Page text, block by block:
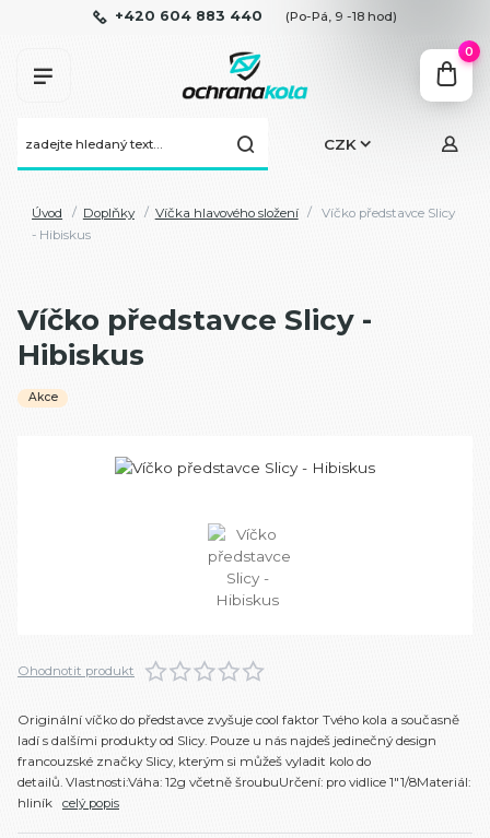
CZK
+420 604 883 440 (Po-Pá, 9 -18 hod)
0
Úvod Doplňky Víčka hlavového složení
Víčko představce Slicy
- Hibiskus
Víčko představce Slicy -
Hibiskus
Akce
Ohodnotit produkt
Originální víčko do představce zvyšuje cool faktor Tvého kola a současně
ladí s dalšími produkty od Slicy. Pouze u nás najdeš jedinečný design
francouzské značky Slicy, kterým si můžeš vyladit kolo do
detailů. Vlastnosti:Váha: 12g včetně šroubuUrčení: pro vidlice 1"1/8Materiál:
hliník celý popis